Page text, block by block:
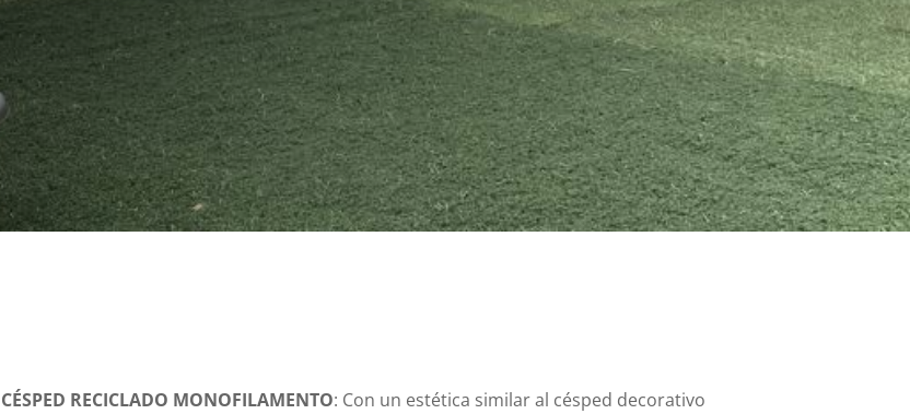
CÉSPED RECICLADO MONOFILAMENTO: Con un estética similar al césped decorativo